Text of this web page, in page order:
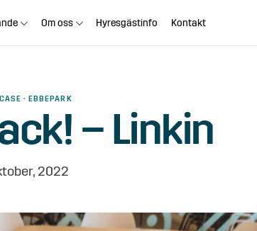
Om oss Hyresgästinfo Kontakt
· EBBEPARK
– Linkin
2022